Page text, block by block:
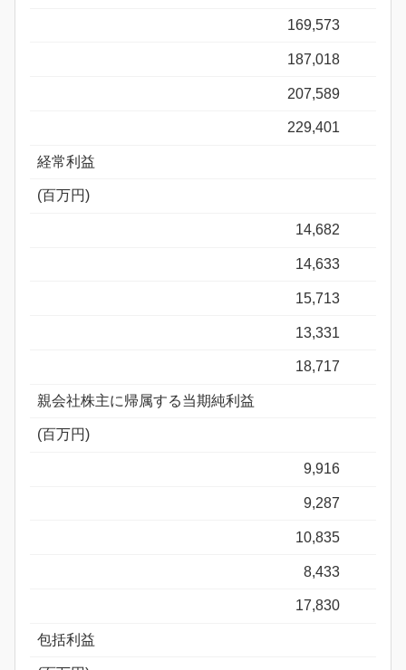
169,573
187,018
207,589
229,401
経常利益
(百万円)
14,682
14,633
15,713
13,331
18,717
親会社株主に帰属する当期純利益
(百万円)
9,916
9,287
10,835
8,433
17,830
包括利益